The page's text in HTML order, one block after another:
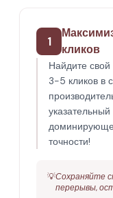
1
кликов
Найдите
3-5 кликов в
точности!
💡Сохраняйте
перерывы,